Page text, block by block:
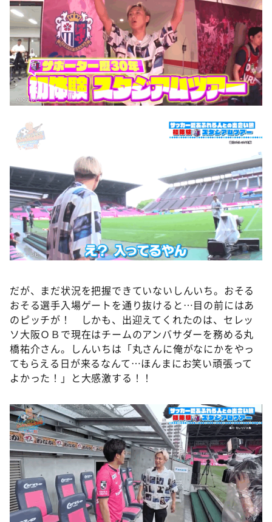
だが、まだ状況を把握できていないしんいち。おそる
おそる選手入場ゲートを通り抜けると…目の前にはあ
のピッチが！ しかも、出迎えてくれたのは、セレッ
ソ大阪ＯＢで現在はチームのアンバサダーを務める丸
橋祐介さん。しんいちは「丸さんに俺がなにかをやっ
てもらえる日が来るなんて…ほんまにお笑い頑張って
よかった！」と大感激する！！